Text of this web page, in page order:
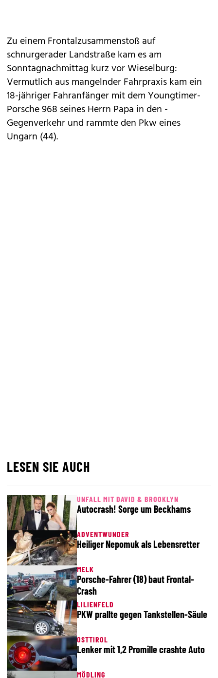
Zu einem Frontal­zusammenstoß auf
schnurgerader Landstraße kam es am
Sonntagnachmittag kurz vor Wieselburg:
Vermutlich aus mangelnder Fahrpraxis kam ein
18-jähriger Fahranfänger mit dem Youngtimer-
Porsche 968 seines Herrn Papa in den ­
Gegenverkehr und rammte den Pkw eines
Ungarn (44).
LESEN SIE AUCH
UNFALL MIT DAVID & BROOKLYN
Autocrash! Sorge um Beckhams
ADVENTWUNDER
Heiliger Nepomuk als Lebensretter
MELK
Porsche-Fahrer (18) baut Frontal-
Crash
LILIENFELD
PKW prallte gegen Tankstellen-Säule
OSTTIROL
Lenker mit 1,2 Promille crashte Auto
MÖDLING